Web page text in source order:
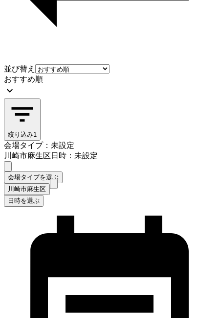
並び替え
おすすめ順
絞り込み1
会場タイプ：未設定
川崎市麻生区日時：未設定
会場タイプを選ぶ
川崎市麻生区
日時を選ぶ